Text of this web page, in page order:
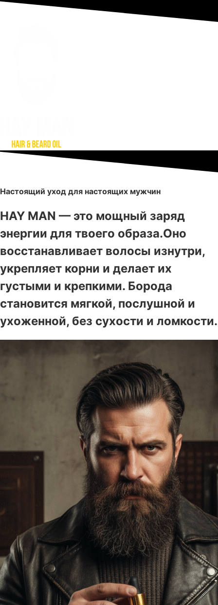
Настоящий уход для настоящих мужчин
HAY MAN — это мощный заряд
энергии для твоего образа.Оно
восстанавливает волосы изнутри,
укрепляет корни и делает их
густыми и крепкими. Борода
становится мягкой, послушной и
ухоженной, без сухости и ломкости.